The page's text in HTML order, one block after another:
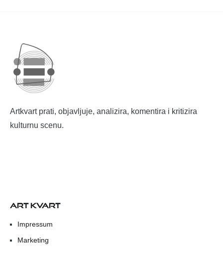
Artkvart prati, objavljuje, analizira, komentira i kritizira
kulturnu scenu.
ART KVART
Impressum
Marketing